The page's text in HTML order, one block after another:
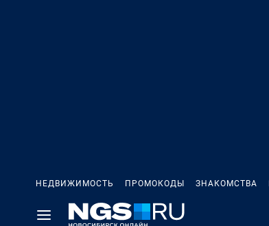
НЕДВИЖИМОСТЬ ПРОМОКОДЫ ЗНАКОМСТВА